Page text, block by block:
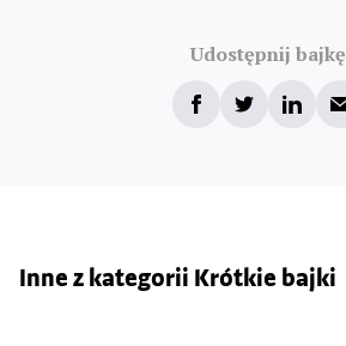
Udostępnij bajkę
Inne z kategorii Krótkie bajki